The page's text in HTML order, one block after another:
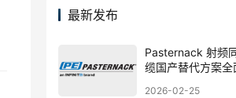
最新发布
Pasternack 射频
缆国产替代方案全
2026-02-25